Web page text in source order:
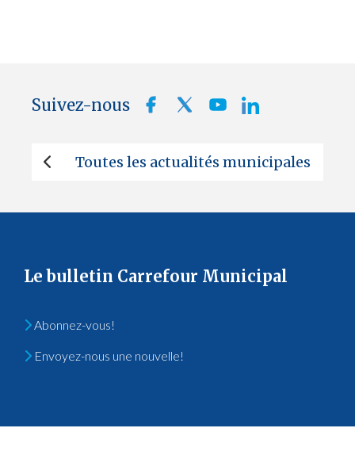
Suivez-nous
Toutes les actualités municipales
Le bulletin Carrefour Municipal
Abonnez-vous!
Envoyez-nous une nouvelle!